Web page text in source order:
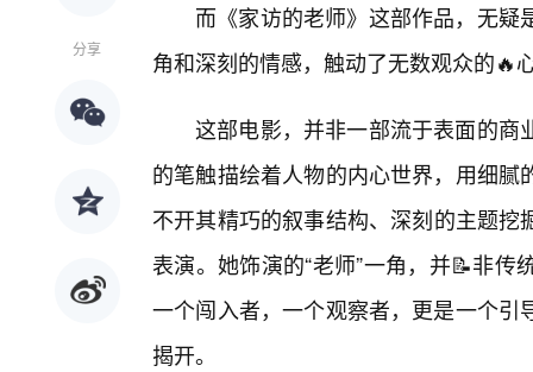
分享
而《家访的老师》这部作品，无
角和深刻的情感，触动了无数观众的🔥
这部电影，并非一部流于表面的商
的笔触描绘着人物的内心世界，用细
不开其精巧的叙事结构、深刻的主题
表演。她饰演的“老师”一角，并📝非
一个闯入者，一个观察者，更是一个
揭开。